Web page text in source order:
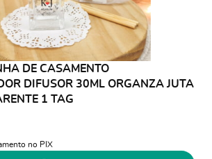
DE CASAMENTO
DIFUSOR 30ML ORGANZA JUTA
1 TAG
no PIX